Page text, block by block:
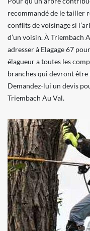
recommandé de le tailler
conflits de voisinage si
d’un voisin. À Triembach
adresser à Elagage 67
élagueur a toutes les
branches qui devront être
Demandez-lui un devis
Triembach Au Val.